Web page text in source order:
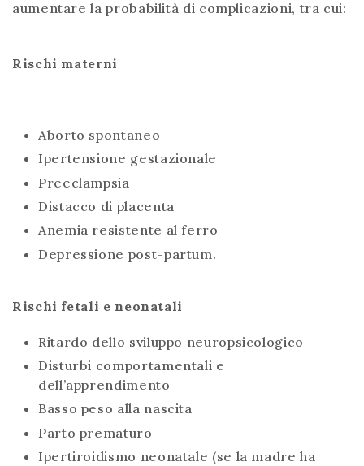
aumentare la probabilità di complicazioni, tra cui:
Rischi materni
Aborto spontaneo
Ipertensione gestazionale
Preeclampsia
Distacco di placenta
Anemia resistente al ferro
Depressione post-partum.
Rischi fetali e neonatali
Ritardo dello sviluppo neuropsicologico
Disturbi comportamentali e
dell’apprendimento
Basso peso alla nascita
Parto prematuro
Ipertiroidismo neonatale (se la madre ha